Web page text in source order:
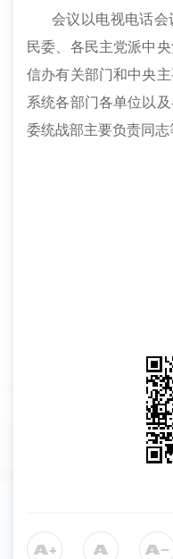
会议以电视电话
民委、各民主党派中
信办有关部门和中央
系统各部门各单位以
委统战部主要负责同志